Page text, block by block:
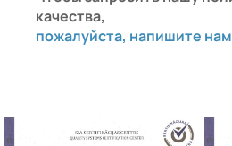
качества,
пожалуйста, напишите